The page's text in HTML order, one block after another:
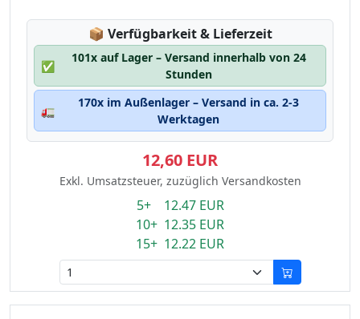
📦 Lagerstatus:
Verfügbarkeit & Lieferzeit
✅
101x auf Lager – Versand innerhalb von 24
Stunden
🚛
170x im Außenlager – Versand in ca. 2-3
Werktagen
12,60 EUR
Exkl. Umsatzsteuer, zuzüglich Versandkosten
5+ 12.47 EUR
10+ 12.35 EUR
15+ 12.22 EUR